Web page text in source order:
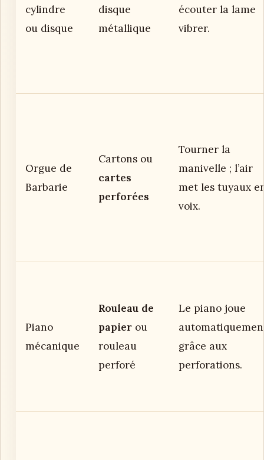
cylindre
ou disque
disque
métallique
écouter la lame
vibrer.
Orgue de
Barbarie
Cartons ou
cartes
perforées
Tourner la
manivelle ; l’air
met les tuyaux
voix.
Piano
mécanique
Rouleau de
papier ou
rouleau
perforé
Le piano joue
grâce aux
perforations.